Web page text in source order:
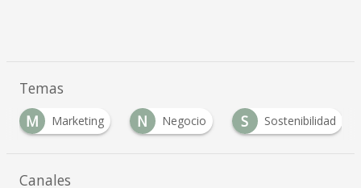
Temas
M
Marketing N Negocio S Sostenibilidad
Canales